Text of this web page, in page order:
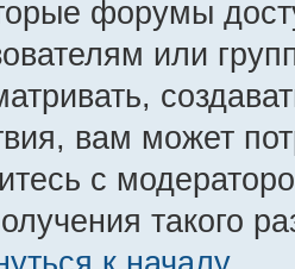
форумы
или
вам может
с
такого